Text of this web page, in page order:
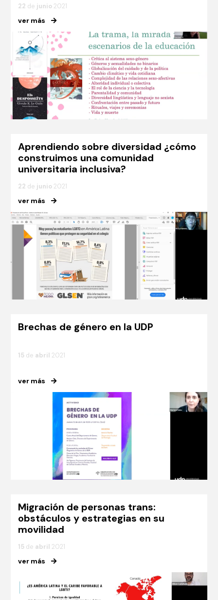
22 de junio 2021
ver más
Aprendiendo sobre diversidad ¿cómo
construimos una comunidad
universitaria inclusiva?
22 de junio 2021
ver más
Brechas de género en la UDP
15 de abril 2021
ver más
Migración de personas trans:
obstáculos y estrategias en su
movilidad
15 de abril 2021
ver más